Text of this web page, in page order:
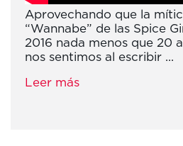
Aprovechando que la
“Wannabe” de las Spice
2016 nada menos que 20
nos sentimos al escribir ...
Leer más